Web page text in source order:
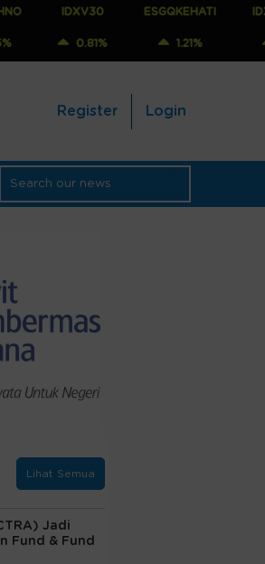
0.81%
ESGQKEHATI
1.21%
IDXNONCYC
Register Login
Lihat Semua
Jadi
Fund & Fund